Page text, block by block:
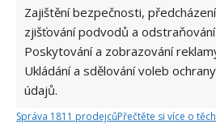
Zajištění bezpečnosti,
zjišťování podvodů a
Poskytování a zobrazování
Ukládání a sdělování voleb
údajů.
Správa 1811 prodejcůPřečtěte si více o
O WEBU
Sháníte zajímavé tipy jak vylepšit Váš
aktuální trendy, praktické rady i
stránkách internetového magazínu